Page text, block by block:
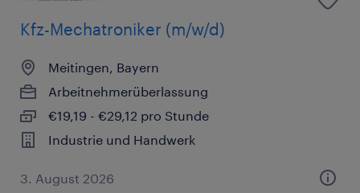
Kfz-Mechatroniker (m/w/d)
Meitingen, Bayern
Arbeitnehmerüberlassung
€19,19 - €29,12 pro Stunde
Industrie und Handwerk
3. August 2026